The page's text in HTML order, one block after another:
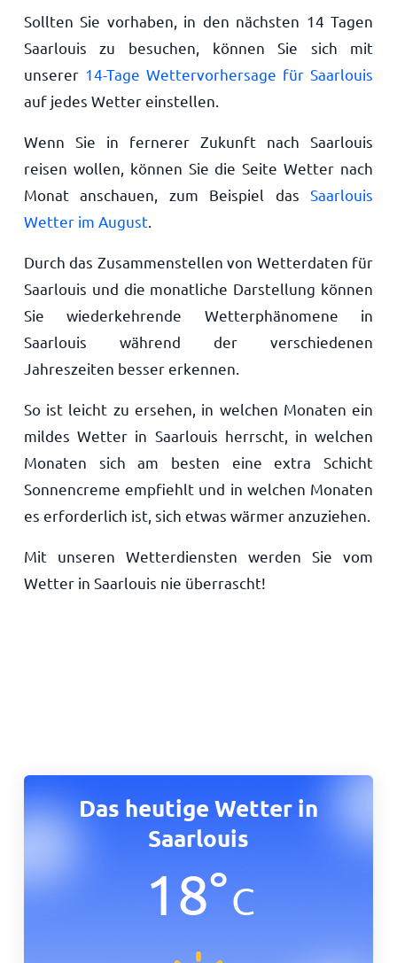
Sollten Sie vorhaben, in den nächsten 14 Tagen
Saarlouis zu besuchen, können Sie sich mit
unserer 14-Tage Wettervorhersage für Saarlouis
auf jedes Wetter einstellen.
Wenn Sie in fernerer Zukunft nach Saarlouis
reisen wollen, können Sie die Seite Wetter nach
Monat anschauen, zum Beispiel dasSaarlouis
Wetter im August.
Durch das Zusammenstellen von Wetterdaten für
Saarlouis und die monatliche Darstellung können
Sie wiederkehrende Wetterphänomene in
Saarlouis während der verschiedenen
Jahreszeiten besser erkennen.
So ist leicht zu ersehen, in welchen Monaten ein
mildes Wetter in Saarlouis herrscht, in welchen
Monaten sich am besten eine extra Schicht
Sonnencreme empfiehlt und in welchen Monaten
es erforderlich ist, sich etwas wärmer anzuziehen.
Mit unseren Wetterdiensten werden Sie vom
Wetter in Saarlouis nie überrascht!
Das heutige Wetter in
Saarlouis
18°C